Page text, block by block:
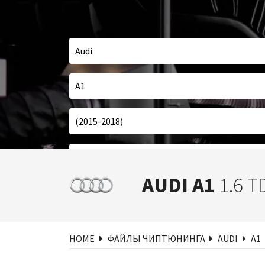
AUDI A1 1.6
HOME ФАЙЛЫ ЧИПТЮНИНГА AUDI A1